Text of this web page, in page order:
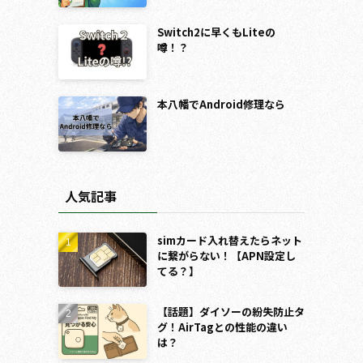
Switch2に早くもLiteの
噂！？
本八幡でAndroid修理なら
人気記事
simカード入れ替えたらネット
に繋がらない！【APN設定し
てる？】
【話題】ダイソーの紛失防止タ
グ！AirTagとの性能の違い
は？